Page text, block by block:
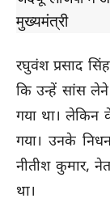
मुख्यमंत्री
रघुवंश प्रसाद
कि उन्हें सांस लेने
गया था। लेकिन
गया। उनके निधन
नीतीश कुमार,
था।